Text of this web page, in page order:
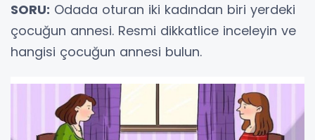
SORU: Odada oturan iki kadından biri yerdeki
çocuğun annesi. Resmi dikkatlice inceleyin ve
hangisi çocuğun annesi bulun.